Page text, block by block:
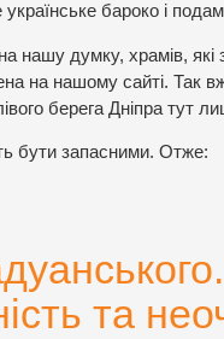
бароко і
нашу думку, храмів, які
на нашому сайті. Так
берега Дніпра тут
бути запасними. Отже:
та